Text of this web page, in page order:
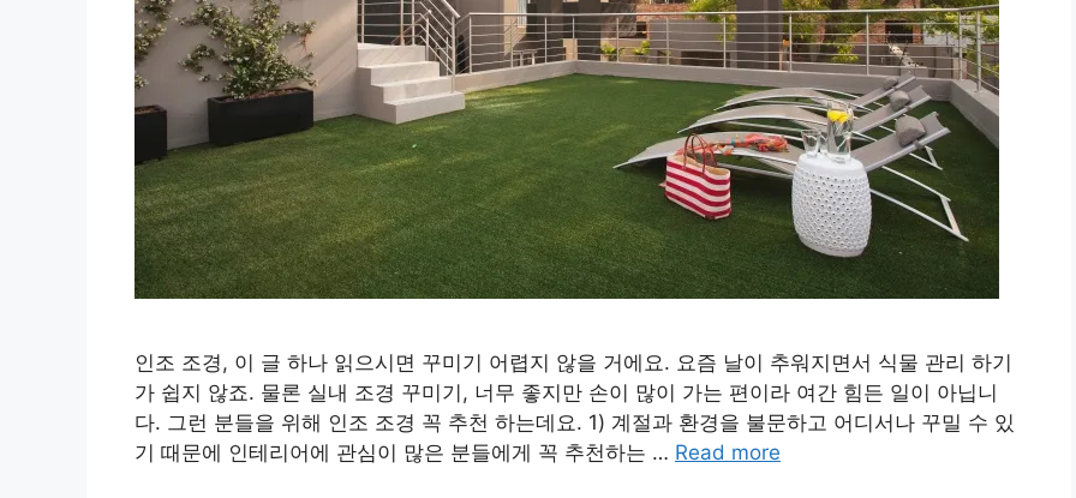
인조 조경, 이 글 하나 읽으시면 꾸미기 어렵지 않을 거에요. 요즘 날이 추워지면서 식물 관리 하기
가 쉽지 않죠. 물론 실내 조경 꾸미기, 너무 좋지만 손이 많이 가는 편이라 여간 힘든 일이 아닙니
다. 그런 분들을 위해 인조 조경 꼭 추천 하는데요. 1) 계절과 환경을 불문하고 어디서나 꾸밀 수 있
기 때문에 인테리어에 관심이 많은 분들에게 꼭 추천하는 … Read more